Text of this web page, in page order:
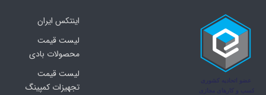
اینتکس ایران
لیست قیمت
محصولات بادی
لیست قیمت
تجهیزات کمپینگ